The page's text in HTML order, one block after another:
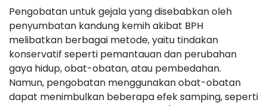
Pengobatan untuk gejala yang disebabkan oleh
penyumbatan kandung kemih akibat BPH
melibatkan berbagai metode, yaitu tindakan
konservatif seperti pemantauan dan perubahan
gaya hidup, obat-obatan, atau pembedahan.
Namun, pengobatan menggunakan obat-obatan
dapat menimbulkan beberapa efek samping, seperti